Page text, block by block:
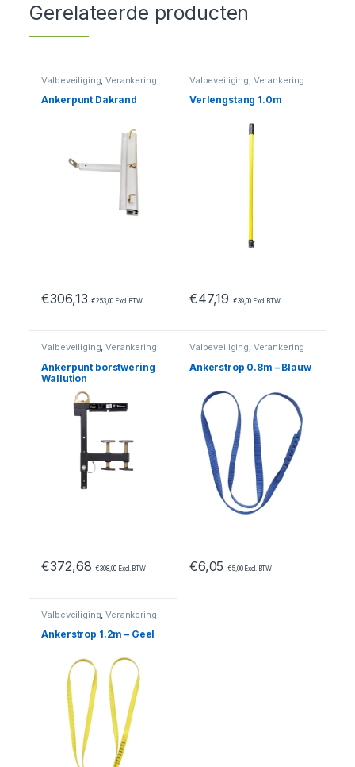
Gerelateerde producten
Valbeveiliging,Verankering
Ankerpunt Dakrand
€306,13 €253,00 Excl. BTW
Valbeveiliging, Verankering
Verlengstang 1.0m
€47,19 €39,00 Excl. BTW
Valbeveiliging,Verankering
Ankerpunt borstwering
Wallution
€372,68 €308,00 Excl. BTW
Valbeveiliging, Verankering
Ankerstrop 0.8m – Blauw
€6,05 €5,00Excl. BTW
Valbeveiliging ,Verankering
Ankerstrop 1.2m – Geel